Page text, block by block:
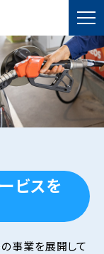
ビスを
事業を展開して